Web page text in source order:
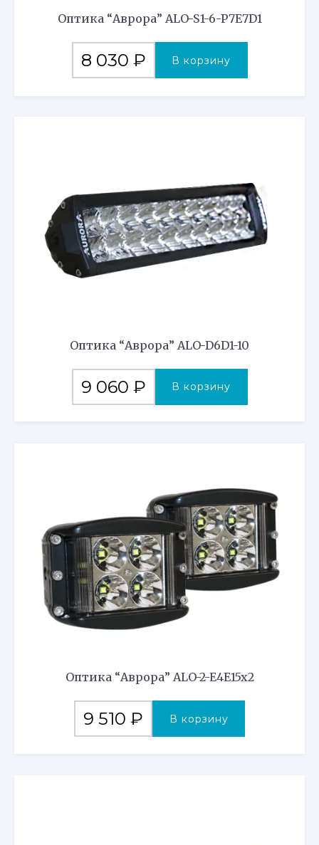
Оптика “Аврора” ALO-S1-6-P7E7D1
8 030 ₽ В корзину
Оптика “Аврора” ALO-D6D1-10
9 060 ₽ В корзину
Оптика “Аврора” ALO-2-E4E15x2
9 510 ₽ В корзину